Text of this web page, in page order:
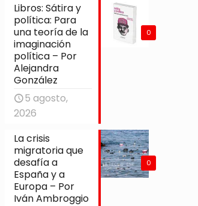
0
Libros: Sátira y
política: Para
una teoría de la
imaginación
política – Por
Alejandra
González
5 agosto,
2026
0
La crisis
migratoria que
desafía a
España y a
Europa – Por
Iván Ambroggio